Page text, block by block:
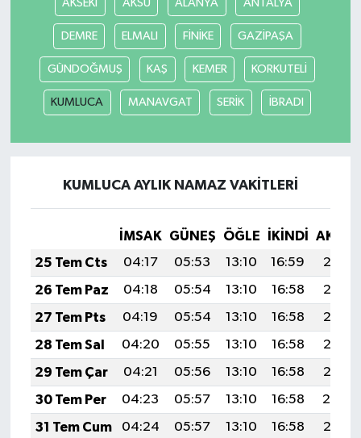
AKSEKİ AKSU ALANYA ANTALYA
DEMRE ELMALI FİNİKE GAZİPAŞA
GÜNDOĞMUŞ KAŞ KEMER KORKUTELİ
KUMLUCA MANAVGAT SERİK İBRADI
KUMLUCA AYLIK NAMAZ VAKITLERI
İMSAK GÜNEŞ ÖĞLE İKINDI
25 Tem Cts
04:17 05:53 13:10 16:59
20:18
26 Tem Paz
04:18 05:54 13:10 16:58
20:17
27 Tem Pts
04:19 05:54 13:10 16:58
20:17
28 Tem Sal
04:20 05:55 13:10 16:58
20:16
29 Tem Çar
04:21 05:56 13:10 16:58
20:15
30 Tem Per
04:23 05:57 13:10 16:58
20:14
31 Tem Cum
04:24 05:57 13:10 16:58
20:13